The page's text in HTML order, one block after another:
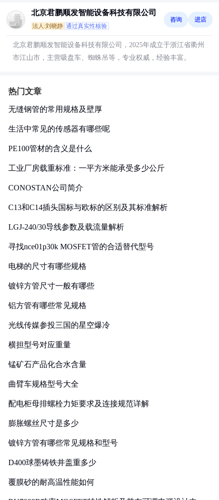
北京君鹏顺发智能设备科技有限公司
法人:刘晓静 通过真实性核验
咨询 进店
北京君鹏顺发智能设备科技有限公司，2025年成立于浙江省衢州
市江山市，主营吸盘车、蜘蛛吊等，专业权威，经验丰富。
热门文章
无缝钢管的常用规格及壁厚
生活中常见的传感器有哪些呢
PE100管材的含义是什么
工业厂房载重标准：一平方米能承受多少公斤
CONOSTAN公司简介
C13和C14插头国标与欧标的区别及其标准解析
LGJ-240/30导线参数及载流量解析
寻找nce01p30k MOSFET管的合适替代型号
电梯的尺寸有哪些规格
镀锌方管尺寸一般有哪些
铝方管有哪些常见规格
光线传媒参投三国的星空爆冷
横担型号对应重量
锰矿石产品化合水含量
曲臂车规格型号大全
配电柜母排螺栓力矩要求及连接规范详解
膨胀螺丝尺寸是多少
镀锌方管有哪些常见规格和型号
D400球墨铸铁井盖重多少
覆膜砂的耐高温性能如何